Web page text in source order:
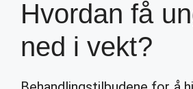
Hvordan få
ned i vekt?